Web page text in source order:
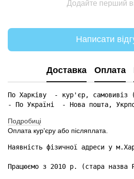
Додайте перший
Написати
Доставка Оплата
По Харківу  - кур'єр, самовивіз
- По Україні  - Нова пошта,
Подробиці
Оплата кур'єру або післяплата.
Наявність фізичної адреси у
Працюємо з 2010 р. (стара